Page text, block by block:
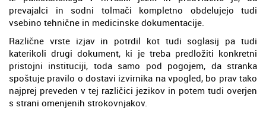
prevajalci in sodni tolmači kompletno obdelujejo tudi
vsebino tehnične in medicinske dokumentacije.
Različne vrste izjav in potrdil kot tudi soglasij pa tudi
katerikoli drugi dokument, ki je treba predložiti konkretni
pristojni instituciji, toda samo pod pogojem, da stranka
spoštuje pravilo o dostavi izvirnika na vpogled, bo prav tako
najprej preveden v tej različici jezikov in potem tudi overjen
s strani omenjenih strokovnjakov.